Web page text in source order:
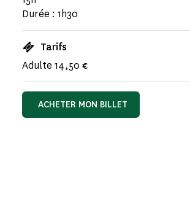
Durée : 1h30
Tarifs
Adulte 14,50 €
ACHETER MON BILLET